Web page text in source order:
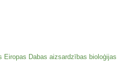
Eiropas Dabas aizsardzības bioloģijas